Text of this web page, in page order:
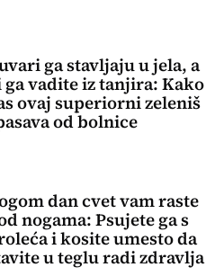
ga stavljaju u jela, a
ga vadite iz tanjira: Kako
ovaj superiorni zeleniš
od bolnice
dan cvet vam raste
nogama: Psujete ga s
i kosite umesto da
u teglu radi zdravlja